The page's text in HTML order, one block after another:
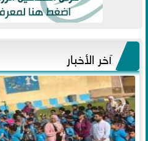
آخر الأخبار